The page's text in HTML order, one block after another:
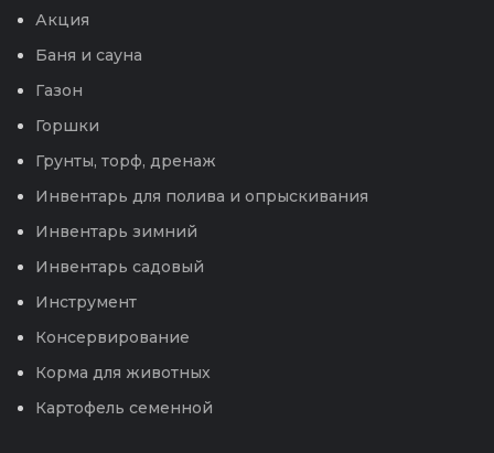
Акция
Баня и сауна
Газон
Горшки
Грунты, торф, дренаж
Инвентарь для полива и опрыскивания
Инвентарь зимний
Инвентарь садовый
Инструмент
Консервирование
Корма для животных
Картофель семенной